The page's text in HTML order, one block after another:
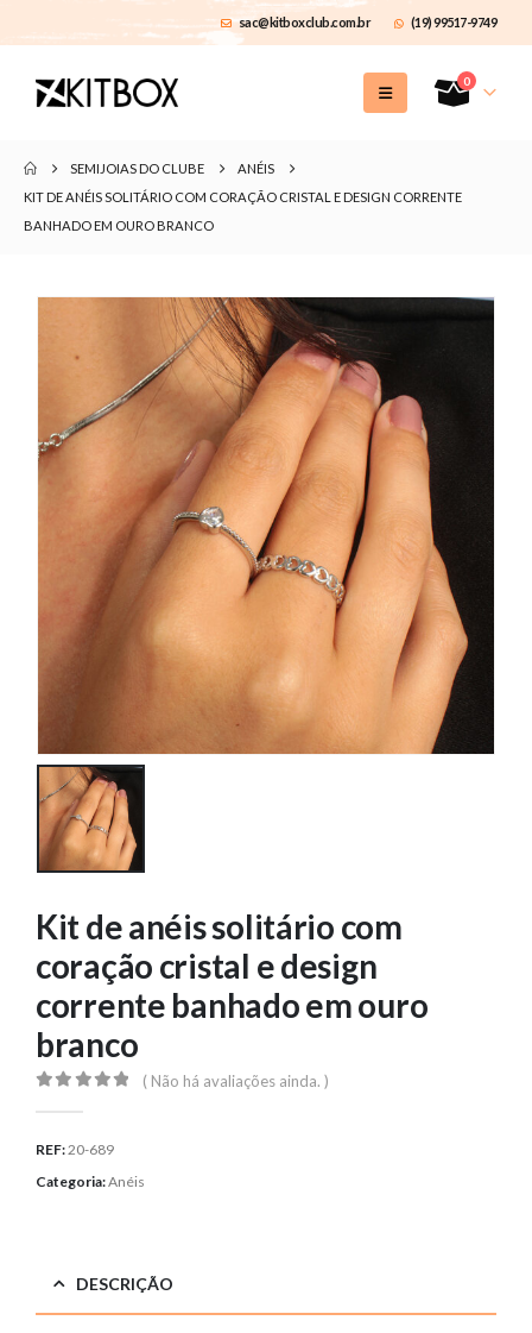
sac@kitboxclub.com.br (19) 99517-9749
0
SEMIJOIAS DO CLUBE
ANÉIS
KIT DE ANÉIS SOLITÁRIO COM CORAÇÃO CRISTAL E DESIGN CORRENTE
BANHADO EM OURO BRANCO
Kit de anéis solitário com
coração cristal e design
corrente banhado em ouro
branco
( Não há avaliações ainda. )
REF:20-689
Categoria:Anéis
DESCRIÇÃO